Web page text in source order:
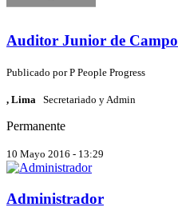
Auditor Junior de Campo
Publicado porP People Progress
, Lima Secretariado y Admin
Permanente
10 Mayo 2016 - 13:29
Administrador